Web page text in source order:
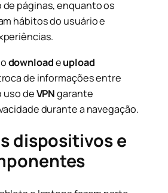
páginas, enquanto os
hábitos do usuário e
downloadeupload
de informações entre
uso deVPNgarante
durante a navegação.
dispositivos e